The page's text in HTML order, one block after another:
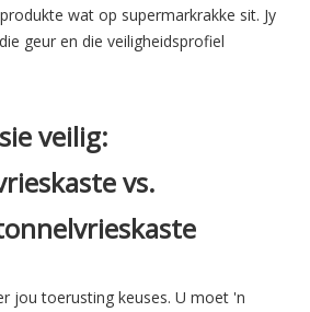
wat op supermarkrakke sit. Jy
geur en die veiligheidsprofiel
veilig:
vs.
jou toerusting keuses. U moet 'n